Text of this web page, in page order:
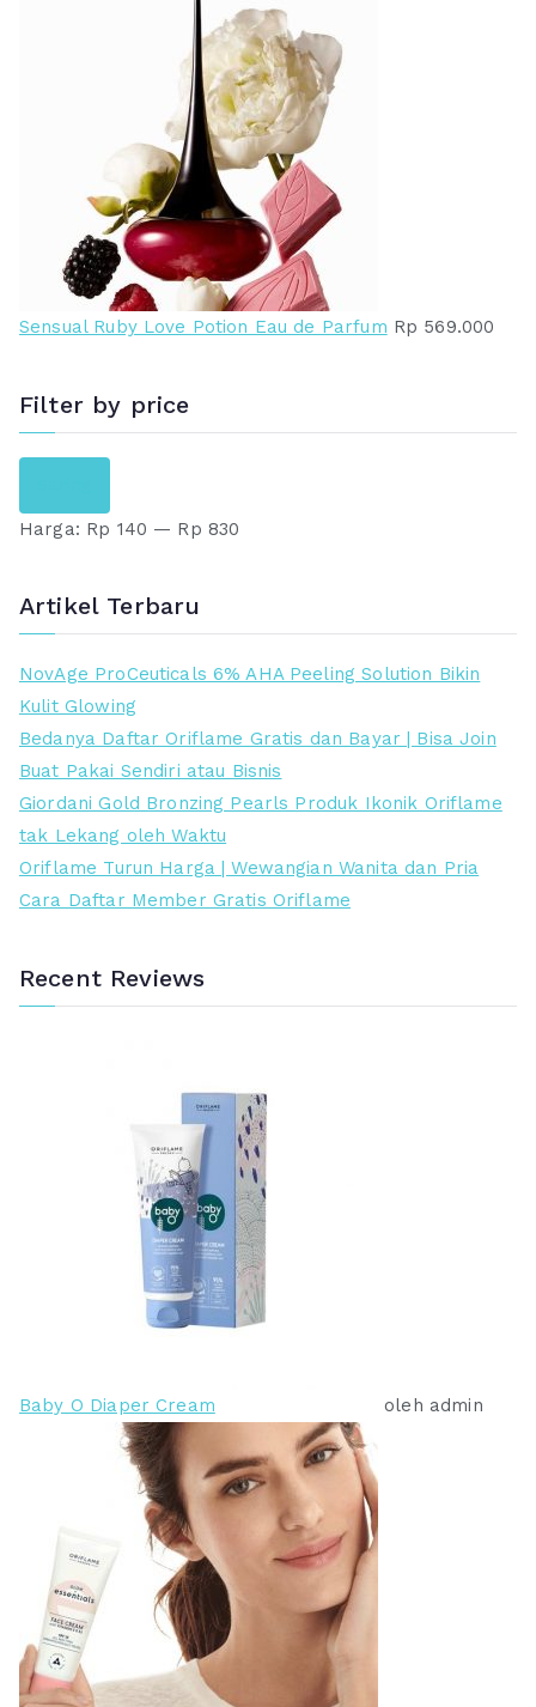
Sensual Ruby Love Potion Eau de Parfum Rp 569.000
Filter by price
r
a
t
e
r
e
n
d
a
h
r
a
t
e
r
t
i
n
g
g
i
Harga: Rp 140 — Rp 830
Artikel Terbaru
NovAge ProCeuticals 6% AHA Peeling Solution Bikin
Kulit Glowing
Bedanya Daftar Oriflame Gratis dan Bayar | Bisa Join
Buat Pakai Sendiri atau Bisnis
Giordani Gold Bronzing Pearls Produk Ikonik Oriflame
tak Lekang oleh Waktu
Oriflame Turun Harga | Wewangian Wanita dan Pria
Cara Daftar Member Gratis Oriflame
Recent Reviews
Baby O Diaper Cream oleh admin